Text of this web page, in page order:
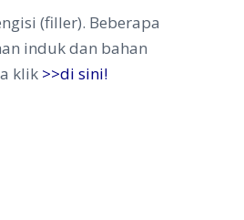
(filler). Beberapa
induk dan bahan
klik >>di sini!